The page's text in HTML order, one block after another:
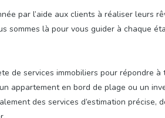
par l’aide aux clients à réaliser leurs
sommes là pour vous guider à chaque
de services immobiliers pour répondre à
appartement en bord de plage ou un
des services d’estimation précise,